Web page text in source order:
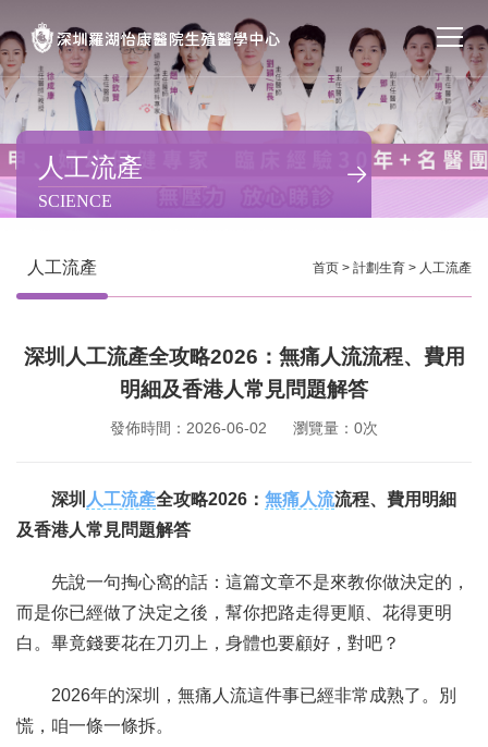
首页
私密處整形
不孕不育
特色门诊
聯繫我們
人工流產
SCIENCE
人工流產 首页 > 計劃生育 > 人工流產
深圳人工流產全攻略2026：無痛人流流程、費用
明細及香港人常見問題解答
發佈時間：2026-06-02 瀏覽量：0次
深圳 人工流產全攻略2026： 無痛人流流程、費用明細
及香港人常見問題解答
先說一句掏心窩的話：這篇文章不是來教你做決定的，
而是你已經做了決定之後，幫你把路走得更順、花得更明
白。畢竟錢要花在刀刃上，身體也要顧好，對吧？
2026年的深圳，無痛人流這件事已經非常成熟了。別
慌，咱一條一條拆。